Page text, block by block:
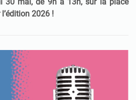
30 mai, de 9h à 13h, sur la place
2026 !